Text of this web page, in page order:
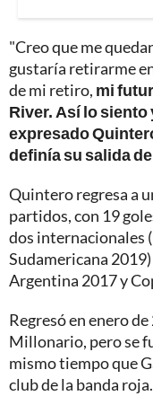
"Creo que me
gustaría retirarme
de mi retiro, mi
River. Así lo siento
expresado
definía su salida
Quintero regresa a
partidos, con 19
dos internacionales
Sudamericana
Argentina 2017 y
Regresó en enero
Millonario, pero se
mismo tiempo que
club de la banda roja.